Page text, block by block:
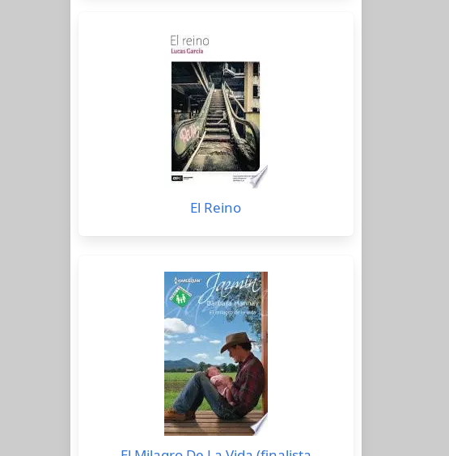
El Reino